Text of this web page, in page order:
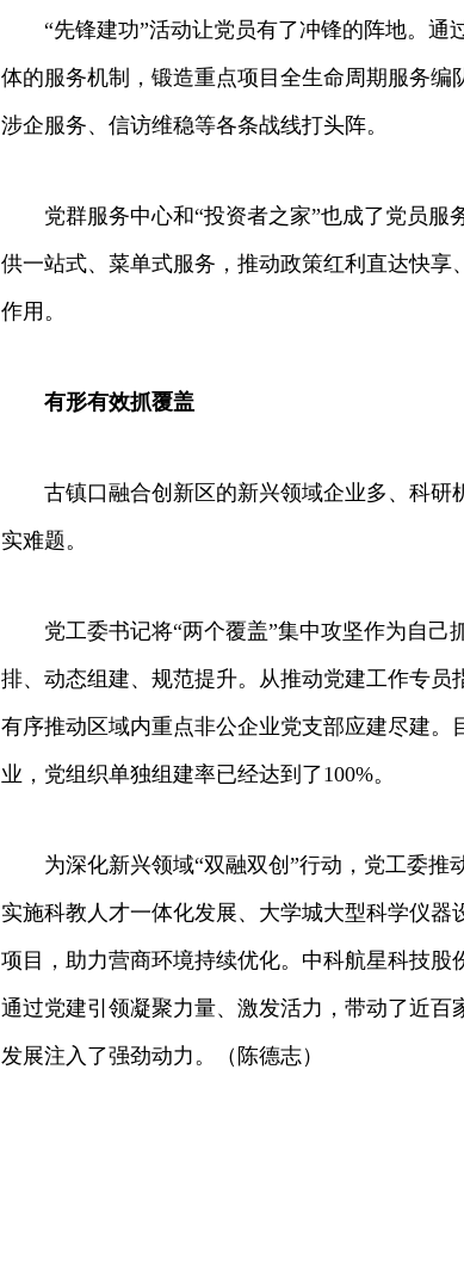
“先锋建功”活动让党员有了冲锋的阵地。通
体的服务机制，锻造重点项目全生命周期服务编
涉企服务、信访维稳等各条战线打头阵。
党群服务中心和“投资者之家”也成了党员服
供一站式、菜单式服务，推动政策红利直达快
作用。
有形有效抓覆盖
古镇口融合创新区的新兴领域企业多、科研
实难题。
党工委书记将“两个覆盖”集中攻坚作为自己
排、动态组建、规范提升。从推动党建工作专
有序推动区域内重点非公企业党支部应建尽建
业，党组织单独组建率已经达到了100%。
为深化新兴领域“双融双创”行动，党工委推
实施科教人才一体化发展、大学城大型科学仪
项目，助力营商环境持续优化。中科航星科技股
通过党建引领凝聚力量、激发活力，带动了近
发展注入了强劲动力。（ 陈德志）